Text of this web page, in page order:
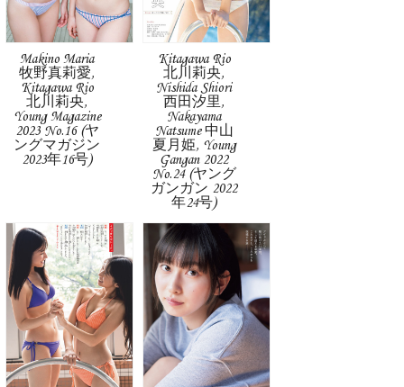
Makino Maria
牧野真莉愛,
Kitagawa Rio
北川莉央,
Young Magazine
2023 No.16 (ヤ
ングマガジン
2023年16号)
Kitagawa Rio
北川莉央,
Nishida Shiori
西田汐里,
Nakayama
Natsume 中山
夏月姫, Young
Gangan 2022
No.24 (ヤング
ガンガン 2022
年24号)